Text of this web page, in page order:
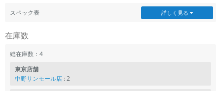
スペック表 詳しく見る
在庫数
総在庫数：4
東京店舗
中野サンモール店 : 2